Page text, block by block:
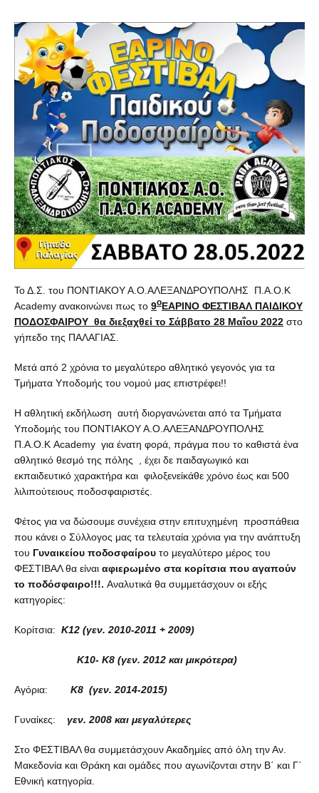
Το Δ.Σ. του ΠΟΝΤΙΑΚΟΥ Α.Ο.ΑΛΕΞΑΝΔΡΟΥΠΟΛΗΣ Π.Α.Ο.Κ
Academy ανακοινώνει πως το 9οΕΑΡΙΝΟ ΦΕΣΤΙΒΑΛ ΠΑΙΔΙΚΟΥ
ΠΟΔΟΣΦΑΙΡΟΥ θα διεξαχθεί το Σάββατο 28 Μαΐου 2022 στο
γήπεδο της ΠΑΛΑΓΙΑΣ.
Μετά από 2 χρόνια το μεγαλύτερο αθλητικό γεγονός για τα
Τμήματα Υποδομής του νομού μας επιστρέφει!!
Η αθλητική εκδήλωση αυτή διοργανώνεται από τα Τμήματα
Υποδομής του ΠΟΝΤΙΑΚΟΥ Α.Ο.ΑΛΕΞΑΝΔΡΟΥΠΟΛΗΣ
Π.Α.Ο.Κ Academy για ένατη φορά, πράγμα που το καθιστά ένα
αθλητικό θεσμό της πόλης , έχει δε παιδαγωγικό και
εκπαιδευτικό χαρακτήρα και φιλοξενείκάθε χρόνο έως και 500
λιλιπούτειους ποδοσφαιριστές.
Φέτος για να δώσουμε συνέχεια στην επιτυχημένη προσπάθεια
που κάνει ο Σύλλογος μας τα τελευταία χρόνια για την ανάπτυξη
του Γυναικείου ποδοσφαίρου το μεγαλύτερο μέρος του
ΦΕΣΤΙΒΑΛ θα είναι αφιερωμένο στα κορίτσια που αγαπούν
το ποδόσφαιρο!!!. Αναλυτικά θα συμμετάσχουν οι εξής
κατηγορίες:
Κορίτσια: Κ12 (γεν. 2010-2011 + 2009)
Κ10- Κ8 (γεν. 2012 και μικρότερα)
Αγόρια: Κ8 (γεν. 2014-2015)
Γυναίκες: γεν. 2008 και μεγαλύτερες
Στο ΦΕΣΤΙΒΑΛ θα συμμετάσχουν Ακαδημίες από όλη την Αν.
Μακεδονία και Θράκη και ομάδες που αγωνίζονται στην Β΄ και Γ΄
Εθνική κατηγορία.